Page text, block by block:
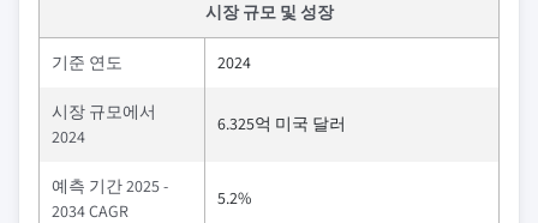
시장 규모 및 성장
기준 연도 2024
시장 규모에서
2024
6.325억 미국 달러
예측 기간 2025 -
2034 CAGR
5.2%